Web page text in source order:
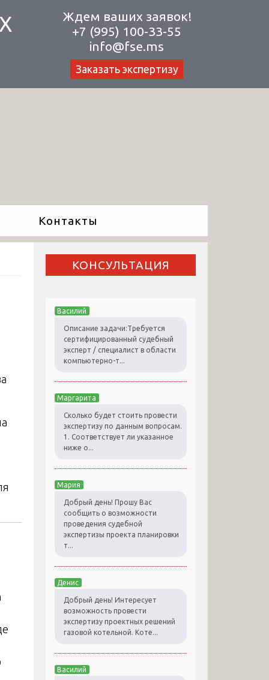
Ждем ваших заявок!
+7 (995) 100-33-55
info@fse.ms
Заказать экспертизу
Контакты
КОНСУЛЬТАЦИЯ
Василий
Описание задачи:Требуется
сертифицированный судебный
эксперт / специалист в области
компьютерно-т...
Маргарита
Сколько будет стоить провести
экспертизу по данным вопросам.
1. Соответствует ли указанное
ниже о...
Мария
Добрый день! Прошу Вас
сообщить о возможности
проведения судебной
экспертизы проекта планировки
т...
Денис
Добрый день! Интересует
возможность провести
экспертизу проектных решений
газовой котельной. Коте...
Василий